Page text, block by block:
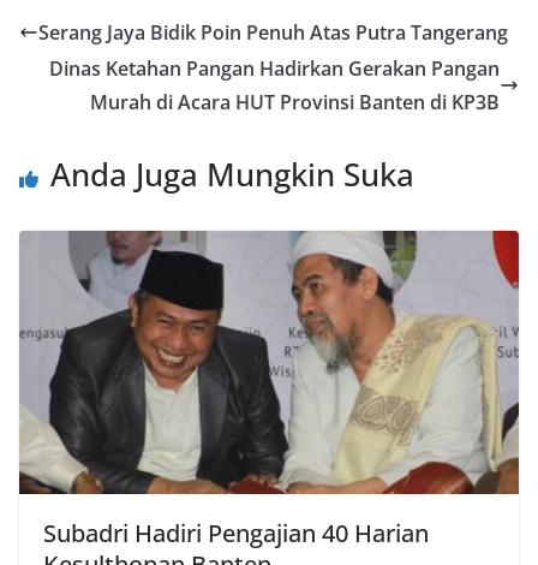
Serang Jaya Bidik Poin Penuh Atas Putra Tangerang
Dinas Ketahan Pangan Hadirkan Gerakan Pangan
Murah di Acara HUT Provinsi Banten di KP3B
Anda Juga Mungkin Suka
Subadri Hadiri Pengajian 40 Harian